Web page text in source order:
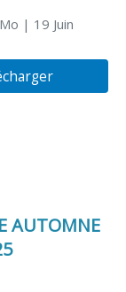
| 19 Juin
AUTOMNE